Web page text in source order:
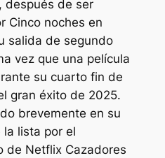
después de ser
Cinco noches en
salida de segundo
vez que una película
su cuarto fin de
gran éxito de 2025.
brevemente en su
la lista por el
de Netflix Cazadores